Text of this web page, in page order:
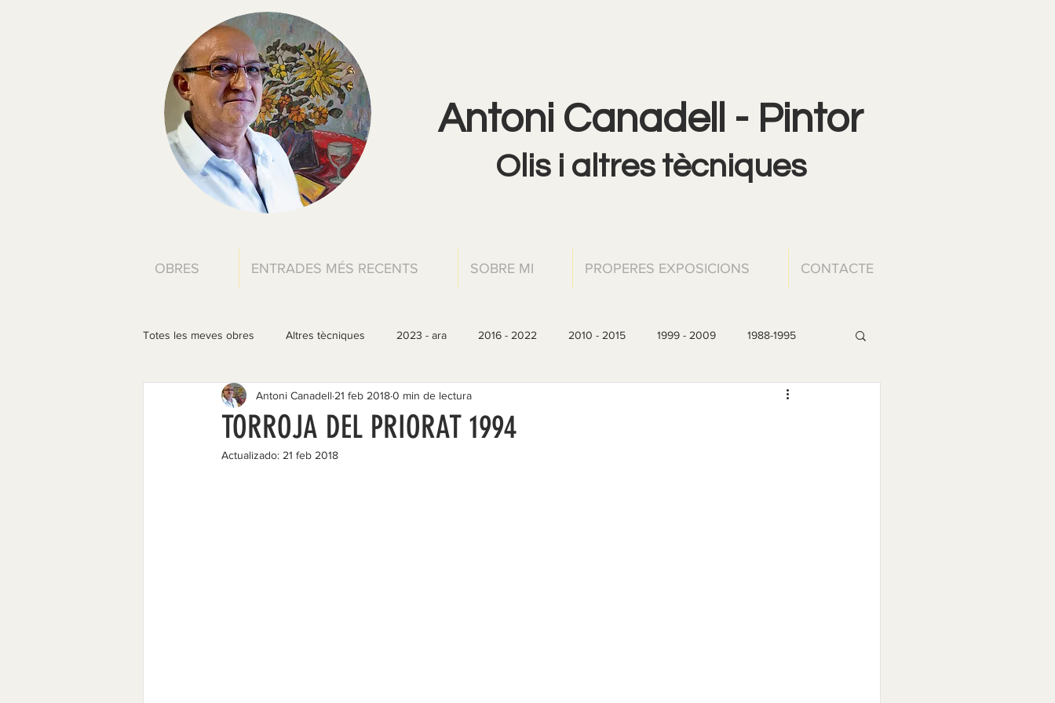
Antoni Canadell - Pintor
Olis i altres tècniques
OBRES ENTRADES MÉS RECENTS SOBRE MI PROPERES EXPOSICIONS CONTACTE
Totes les meves obres Altres tècniques 2023 - ara 2016 - 2022 2010 - 2015 1999 - 2009 1988-1995
1977 - 1984 1968 - 1974
TORROJA DEL PRIORAT 1994
Antoni Canadell 21 feb 20180 min de lectura
Actualizado: 21 feb 2018